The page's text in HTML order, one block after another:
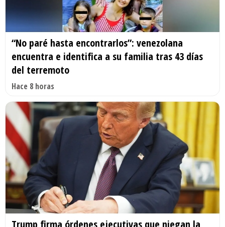
“No paré hasta encontrarlos”: venezolana
encuentra e identifica a su familia tras 43 días
del terremoto
Hace 8 horas